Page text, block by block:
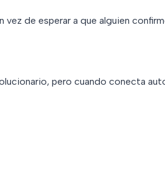
de esperar a que alguien
pero cuando conecta